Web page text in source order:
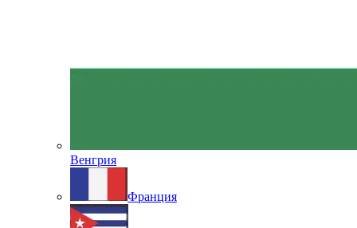
Венгрия
Франция